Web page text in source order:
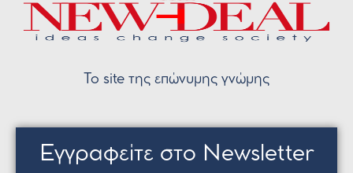
Το site της επώνυμης γνώμης
Εγγραφείτε στο Newsletter